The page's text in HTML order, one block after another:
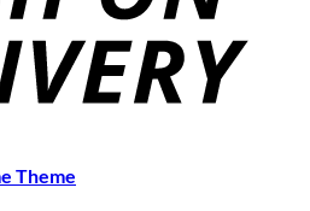
Theme